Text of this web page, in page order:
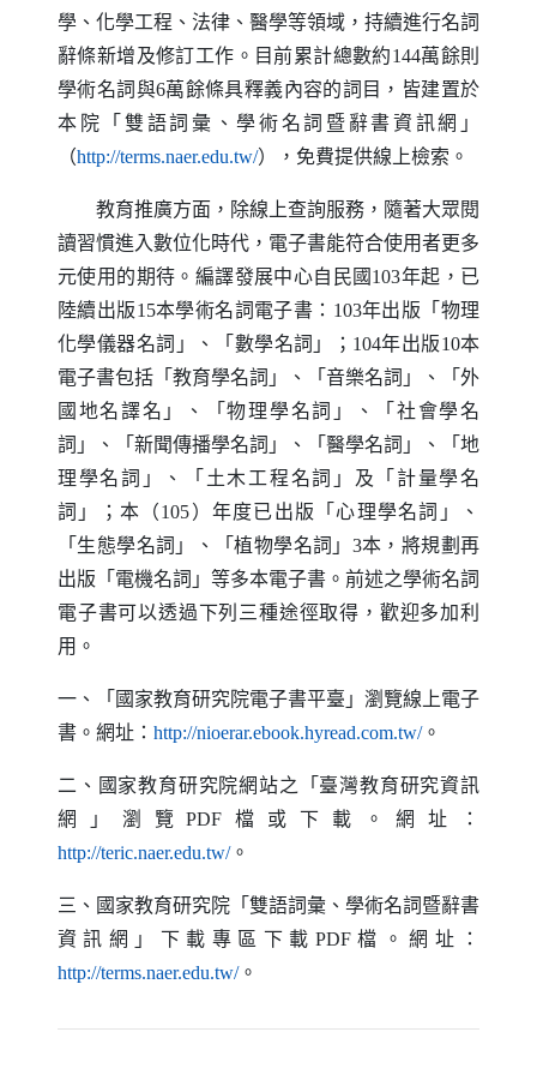
學、化學工程、法律、醫學等領域，持續進行名詞
辭條新增及修訂工作。目前累計總數約144萬餘則
學術名詞與6萬餘條具釋義內容的詞目，皆建置於
本院「雙語詞彙、學術名詞暨辭書資訊網」
（http://terms.naer.edu.tw/（另開新視窗）
），免費提供線上檢索。
教育推廣方面，除線上查詢服務，隨著大眾閱
讀習慣進入數位化時代，電子書能符合使用者更多
元使用的期待。編譯發展中心自民國 103年起，已
陸續出版15本學術名詞電子書： 103年出版「物理
化學儀器名詞」、「數學名詞」； 104年出版10本
電子書包括「教育學名詞」、「音樂名詞」、「外
國地名譯名」、「物理學名詞」、「社會學名
詞」、「新聞傳播學名詞」、「醫學名詞」、「地
理學名詞」、「土木工程名詞」及「計量學名
詞」；本（105）年度已出版「心理學名詞」、
「生態學名詞」、「植物學名詞」 3本，將規劃再
出版「電機名詞」等多本電子書。前述之學術名詞
電子書可以透過下列三種途徑取得，歡迎多加利
用。
一、「國家教育研究院電子書平臺」瀏覽線上電子
書。網址： http://nioerar.ebook.hyread.com.tw/（另開新視
。
二、國家教育研究院網站之「臺灣教育研究資訊
網」瀏覽PDF 檔或下載。網址：
http://teric.naer.edu.tw/（另開新視窗）
。
三、國家教育研究院「雙語詞彙、學術名詞暨辭書
資訊網」下載專區下載 PDF檔。網址：
http://terms.naer.edu.tw/（另開新視窗）
。